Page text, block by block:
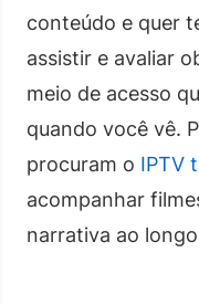
conteúdo e quer
assistir e avaliar
meio de acesso
quando você vê.
procuram o IPTV
acompanhar
narrativa ao